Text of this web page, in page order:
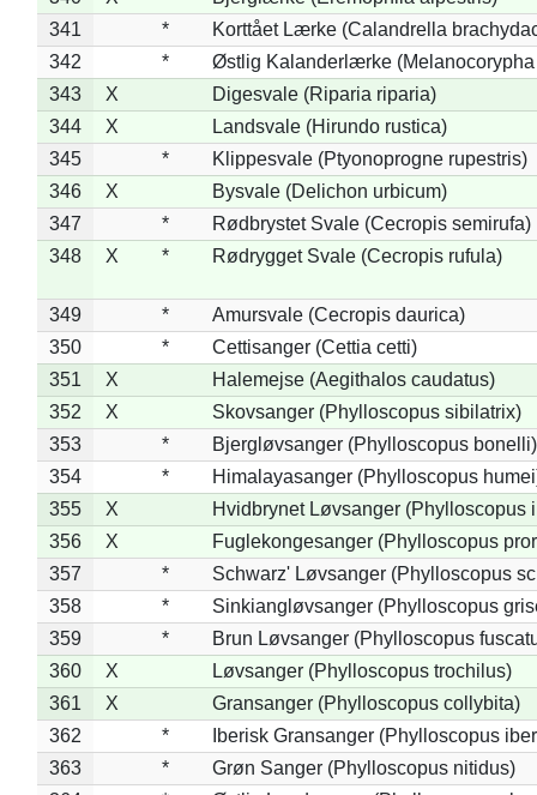
341
*
Korttået Lærke (Calandrella
342
*
Østlig Kalanderlærke (Melanocorypha
343
X
Digesvale (Riparia riparia)
344
X
Landsvale (Hirundo rustica)
345
*
Klippesvale (Ptyonoprogne rupestris)
346
X
Bysvale (Delichon urbicum)
347
*
Rødbrystet Svale (Cecropis semirufa)
348
X * Rødrygget Svale (Cecropis rufula)
349 *
Amursvale (Cecropis daurica)
350
*
Cettisanger (Cettia cetti)
351
X
Halemejse (Aegithalos caudatus)
352
X
Skovsanger (Phylloscopus sibilatrix)
353
*
Bjergløvsanger (Phylloscopus bonelli)
354
*
Himalayasanger (Phylloscopus
355
X
Hvidbrynet Løvsanger (Phylloscopus
356
X
Fuglekongesanger (Phylloscopus
357
*
Schwarz' Løvsanger (Phylloscopus
358
*
Sinkiangløvsanger (Phylloscopus
359
*
Brun Løvsanger (Phylloscopus
360
X
Løvsanger (Phylloscopus trochilus)
361
X
Gransanger (Phylloscopus collybita)
362
*
Iberisk Gransanger (Phylloscopus
363
*
Grøn Sanger (Phylloscopus nitidus)